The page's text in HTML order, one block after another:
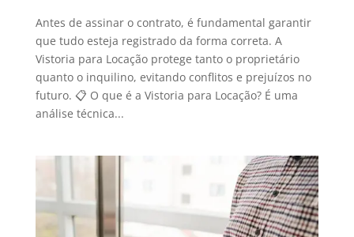
Antes de assinar o contrato, é fundamental garantir
que tudo esteja registrado da forma correta. A
Vistoria para Locação protege tanto o proprietário
quanto o inquilino, evitando conflitos e prejuízos no
futuro. 📋 O que é a Vistoria para Locação? É uma
análise técnica...